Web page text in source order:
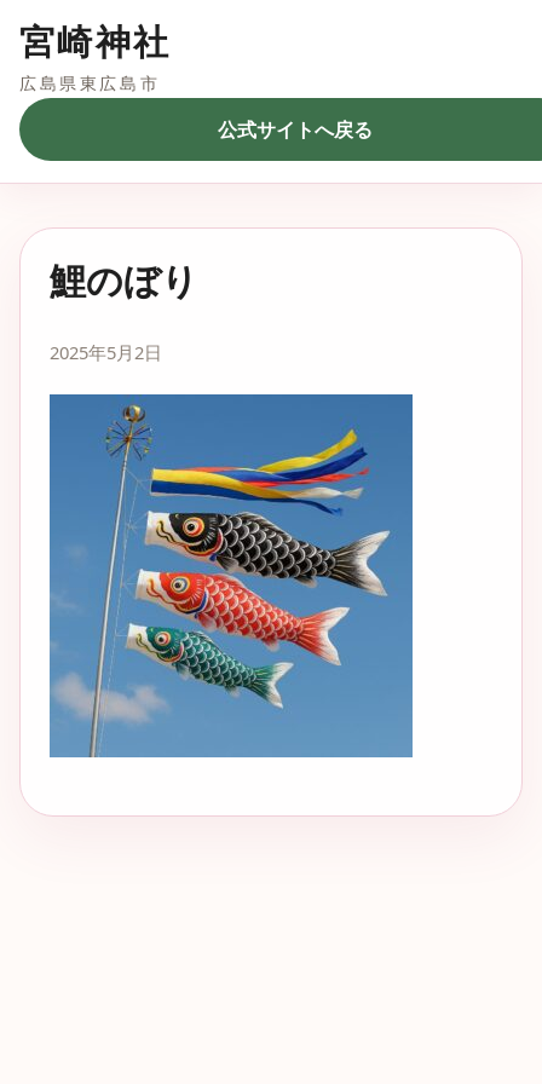
宮崎神社
広島県東広島市
公式サイトへ戻る
鯉のぼり
2025年5月2日